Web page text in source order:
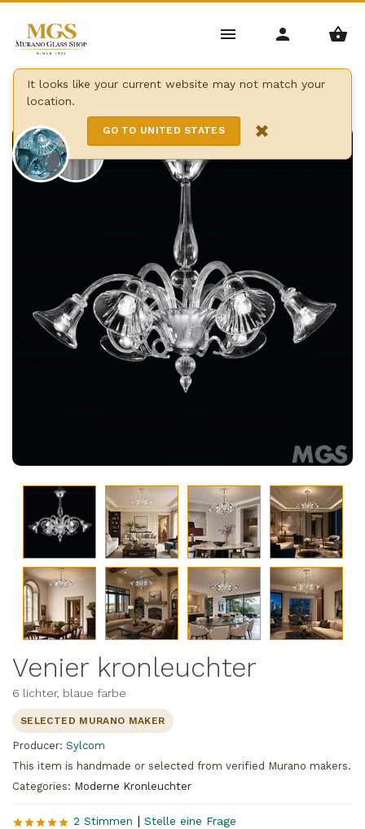
It looks like your current website may not match your
location.
GO TO UNITED STATES ×
Home / Kronleuchter / Moderne Kronleuchter /
Venier kronleuchter
Venier kronleuchter
6 lichter, blaue farbe
SELECTED MURANO MAKER
Producer: Sylcom
This item is handmade or selected from verified Murano makers.
Categories: Moderne Kronleuchter
2 Stimmen | Stelle eine Frage